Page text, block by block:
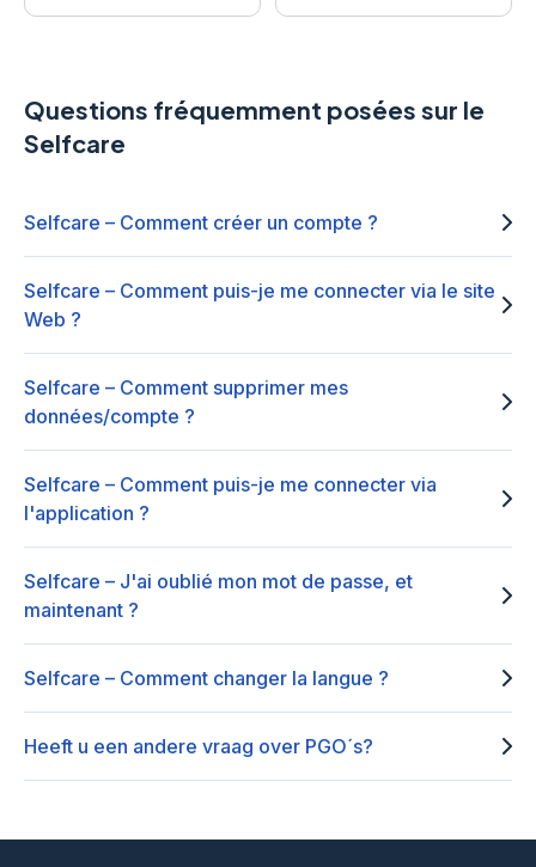
Questions fréquemment posées sur le
Selfcare
Selfcare – Comment créer un compte ?
Selfcare – Comment puis-je me connecter via le site
Web ?
Selfcare – Comment supprimer mes
données/compte ?
Selfcare – Comment puis-je me connecter via
l'application ?
Selfcare – J'ai oublié mon mot de passe, et
maintenant ?
Selfcare – Comment changer la langue ?
Heeft u een andere vraag over PGO´s?